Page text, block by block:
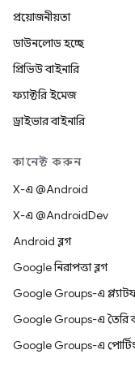
প্রয়োজনীয়তা
ডাউনলোড হচ্ছে
প্রিভিউ বাইনারি
ফ্যাক্টরি ইমেজ
ড্রাইভার বাইনারি
কানেক্ট করুন
X-এ @Android
X-এ @AndroidDev
Android ব্লগ
Google নিরাপত্তা ব্লগ
Google Groups-এ
Google Groups-এ তৈরি
Google Groups-এ